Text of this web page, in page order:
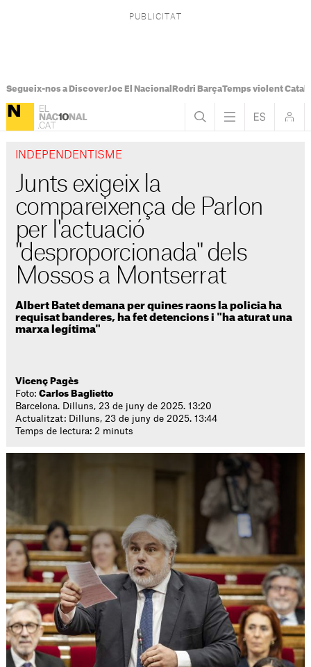
Segueix-nos a DiscoverJoc El Nacional Rodri BarçaTemps violent
INDEPENDENTISME
Junts exigeix la
compareixença de Parlon
per l'actuació
"desproporcionada" dels
Mossos a Montserrat
Albert Batet demana per quines raons la policia ha
requisat banderes, ha fet detencions i "ha aturat una
marxa legítima"
Vicenç Pagès
Foto:Carlos Baglietto
Barcelona. Dilluns, 23 de juny de 2025. 13:20
Actualitzat: Dilluns, 23 de juny de 2025. 13:44
Temps de lectura: 2 minuts